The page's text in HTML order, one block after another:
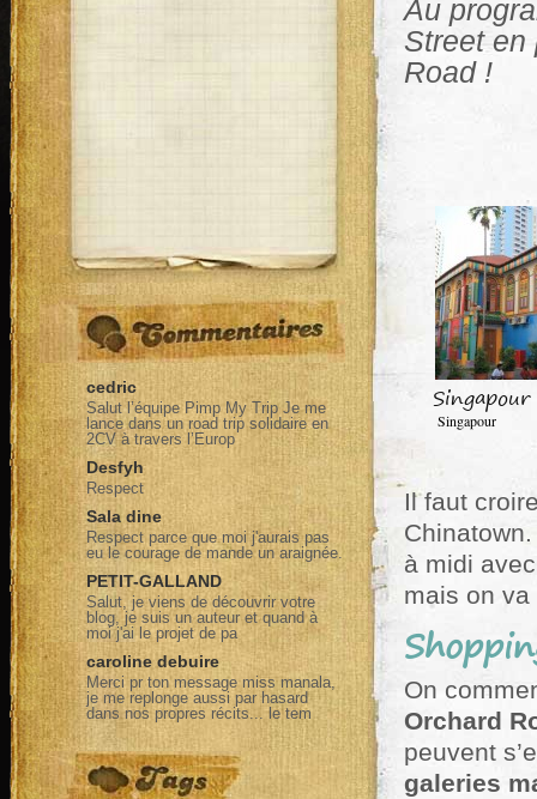
Au
Street en
Road !
Singapour
Singapour
Il faut
à midi
mais on
On
Orchard
peuvent
galeries
cedric
Salut l’équipe Pimp My Trip Je me
lance dans un road trip solidaire en
2CV à travers l’Europ
Desfyh
Respect
Sala dine
Respect parce que moi j'aurais pas
eu le courage de mande un araignée.
PETIT-GALLAND
Salut, je viens de découvrir votre
blog, je suis un auteur et quand à
moi j'ai le projet de pa
caroline debuire
Merci pr ton message miss manala,
je me replonge aussi par hasard
dans nos propres récits... le tem